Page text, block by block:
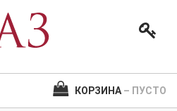
КОРЗИНА – ПУСТО